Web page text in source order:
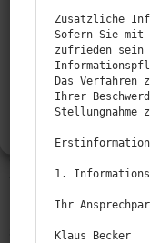
Wenn Sie sich mit
Sturm befunden
zu wissen, dass
Schäden an
diese durch Ihr
che­rungen decken
Vielleicht
schützt? Eine
Zusätzliche
Sofern Sie mit
zufrieden sein
Das Verfahren
Ihrer
Stellungnahme
1.
Ihr
Klaus Becker